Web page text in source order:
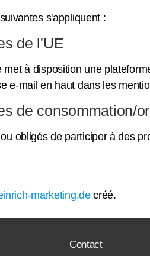
s'appliquent :
de l'UE
à disposition une
e-mail en haut dans les
de consommation/
obligés de participer à des
marketing.decréé.
Contact